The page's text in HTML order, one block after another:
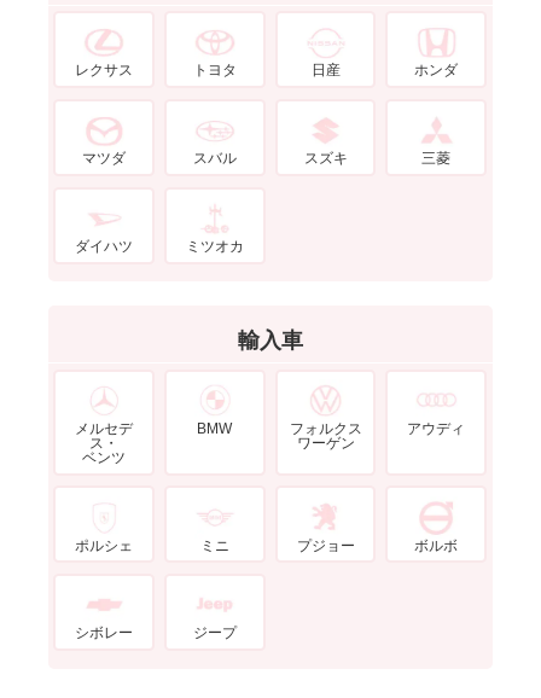
レクサス トヨタ 日産 ホンダ
マツダ スバル スズキ 三菱
ダイハツ ミツオカ
輸入車
メルセデ
ス・
ベンツ
BMW
フォルクス
ワーゲン
アウディ
ポルシェ ミニ プジョー ボルボ
シボレー ジープ